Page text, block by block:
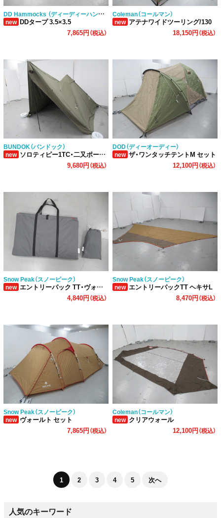
DD Hammocks （ディーディーハンモックス）
new DDタープ 3.5×3.5
7,865円（税込）
Coleman（コールマン）
new アテナワイドツーリング/130
18,150円（税込）
BUNDOK（バンドック）
new ソロティピー1TC・二又ポールセット
9,680円（税込）
DOD（ディーオーディー）
new ザ・ワンタッチテントM セット
12,100円（税込）
Snow Peak（スノーピーク）
new エントリーパック TT・ヴォールト用 マットシートセット
4,840円（税込）
Snow Peak（スノーピーク）
new エントリーパックTT ヘキサL
8,470円（税込）
Snow Peak（スノーピーク）
new ヴォールト セット
7,865円（税込）
Coleman（コールマン）
new クリアウォール
12,100円（税込）
1 2 3 4 5 次へ
人気のキーワード